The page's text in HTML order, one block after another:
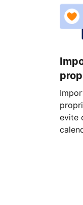
evite